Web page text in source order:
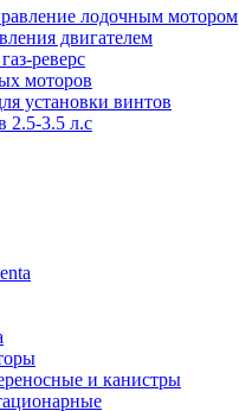
лодочным мотором
двигателем
реверс
моторов
установки винтов
2.5-3.5 л.с
и канистры